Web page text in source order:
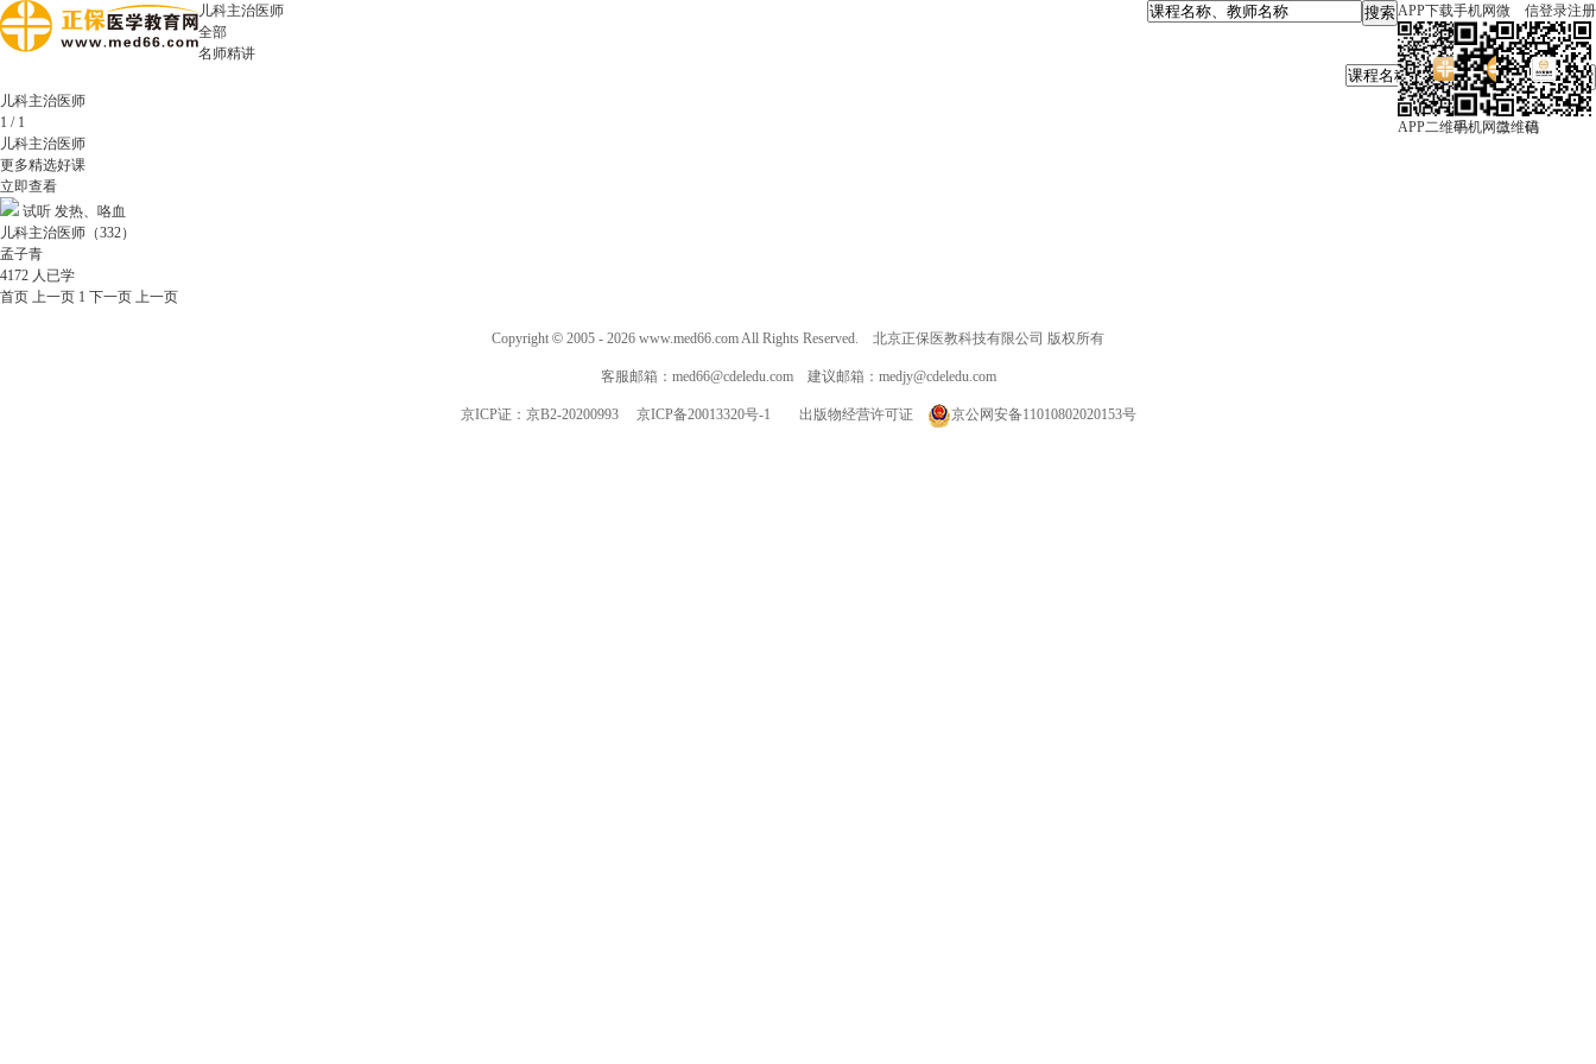
登录注册
APP下载
APP二维码
手机网
手机网二维码
微 信
微 信
儿科主治医师
全部
名师精讲
儿科主治医师
1 / 1
儿科主治医师
更多精选好课
立即查看
试听 发热、咯血
儿科主治医师（332）
孟子青
4172 人已学
首页 上一页 1 下一页 上一页
Copyright © 2005 - 2026 www.med66.com All Rights Reserved. 北京正保医教科技有限公司 版权所有
客服邮箱： med66@cdeledu.com建议邮箱： medjy@cdeledu.com
京ICP证：京B2-20200993 京ICP备20013320号-1 出版物经营许可证 京公网安备11010802020153号